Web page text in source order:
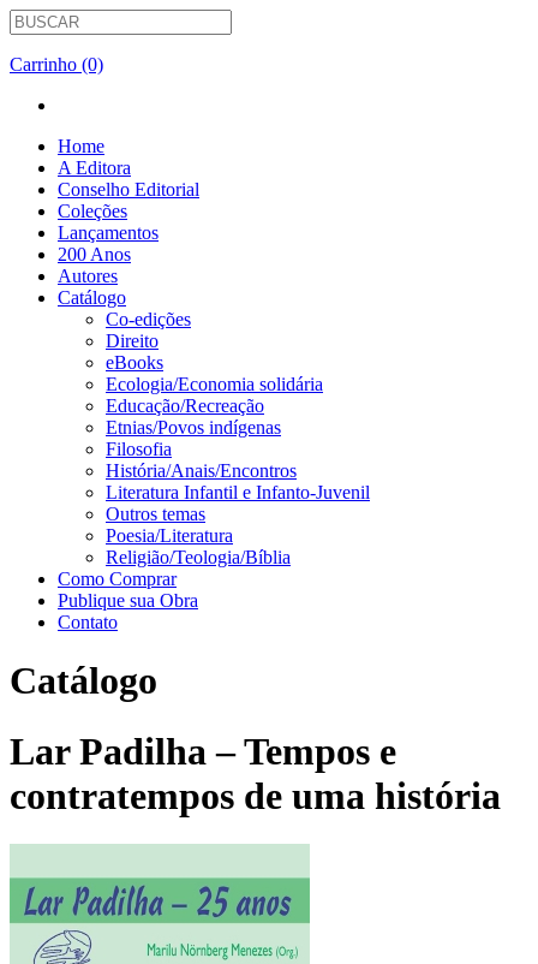
Carrinho (0)
Home
A Editora
Conselho Editorial
Coleções
Lançamentos
200 Anos
Autores
Catálogo
Co-edições
Direito
eBooks
Ecologia/Economia solidária
Educação/Recreação
Etnias/Povos indígenas
Filosofia
História/Anais/Encontros
Literatura Infantil e Infanto-Juvenil
Outros temas
Poesia/Literatura
Religião/Teologia/Bíblia
Como Comprar
Publique sua Obra
Contato
Catálogo
Lar Padilha – Tempos e
contratempos de uma história